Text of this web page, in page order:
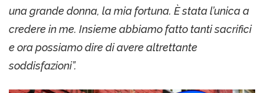
una grande donna, la mia fortuna. È stata l’unica a
credere in me. Insieme abbiamo fatto tanti sacrifici
e ora possiamo dire di avere altrettante
soddisfazioni”.